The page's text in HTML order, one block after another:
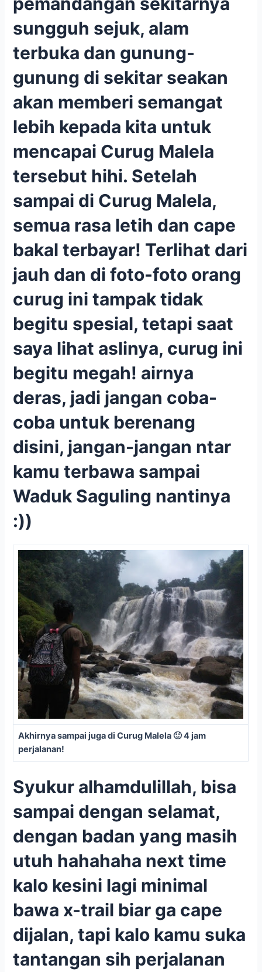
sungguh sejuk, alam
terbuka dan gunung-
gunung di sekitar seakan
akan memberi semangat
lebih kepada kita untuk
mencapai Curug Malela
tersebut hihi. Setelah
sampai di Curug Malela,
semua rasa letih dan cape
bakal terbayar! Terlihat dari
jauh dan di foto-foto orang
curug ini tampak tidak
begitu spesial, tetapi saat
saya lihat aslinya, curug ini
begitu megah! airnya
deras, jadi jangan coba-
coba untuk berenang
disini, jangan-jangan ntar
kamu terbawa sampai
Waduk Saguling nantinya
:))
Akhirnya sampai juga di Curug Malela 🙂 4 jam
perjalanan!
Syukur alhamdulillah, bisa
sampai dengan selamat,
dengan badan yang masih
utuh hahahaha next time
kalo kesini lagi minimal
bawa x-trail biar ga cape
dijalan, tapi kalo kamu suka
tantangan sih perjalanan